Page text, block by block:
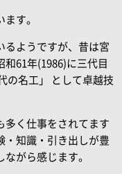
す。
るようですが、昔は宮
61年(1986)に三代目
の名工」 として卓越技
多く仕事をされてます
・知識・引き出しが豊
がら感じます。